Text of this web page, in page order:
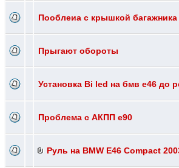
Пооблеиа с крышкой
Прыгают обороты
Установка Bi led на бмв е46 до
Проблема с АКПП e90
Руль на BMW E46 Compact